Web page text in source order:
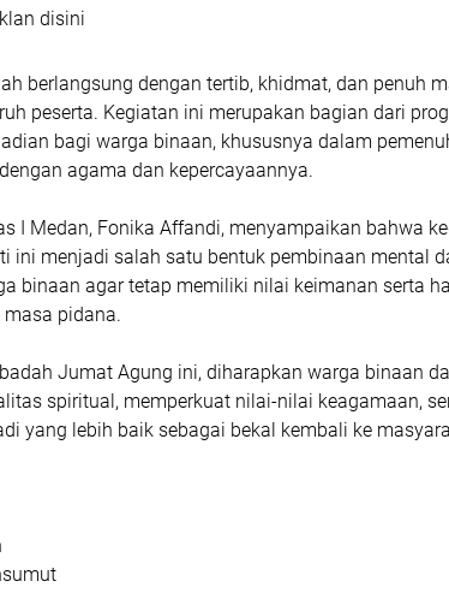
disini
berlangsung dengan tertib, khidmat, dan penuh
peserta. Kegiatan ini merupakan bagian dari
bagi warga binaan, khususnya dalam
agama dan kepercayaannya.
I Medan, Fonika Affandi, menyampaikan bahwa
ini menjadi salah satu bentuk pembinaan mental
binaan agar tetap memiliki nilai keimanan serta
pidana.
Jumat Agung ini, diharapkan warga binaan
spiritual, memperkuat nilai-nilai keagamaan,
yang lebih baik sebagai bekal kembali ke